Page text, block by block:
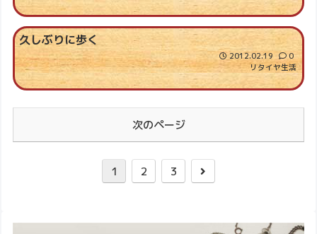
久しぶりに歩く
2012.02.19
0
リタイヤ生活
次のページ
1 2 3